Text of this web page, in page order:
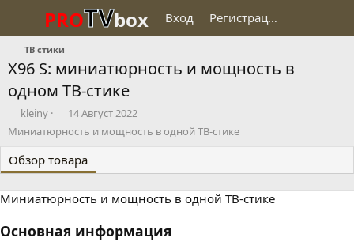
PROTVbox Вход Регистрация
ТВ стики
X96 S: миниатюрность и мощность в
одном ТВ-стике
Д
о
а
в
л
kleiny
Д
а
а
с
з
а
н
14 Август 2022
Миниатюрность и мощность в одной ТВ-стике
Обзор товара
Миниатюрность и мощность в одной ТВ-стике
Основная информация